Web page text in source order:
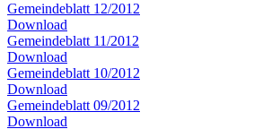
Gemeindeblatt 12/2012
Download
Gemeindeblatt 11/2012
Download
Gemeindeblatt 10/2012
Download
Gemeindeblatt 09/2012
Download